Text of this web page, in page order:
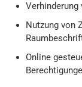
Nutzung von
Online